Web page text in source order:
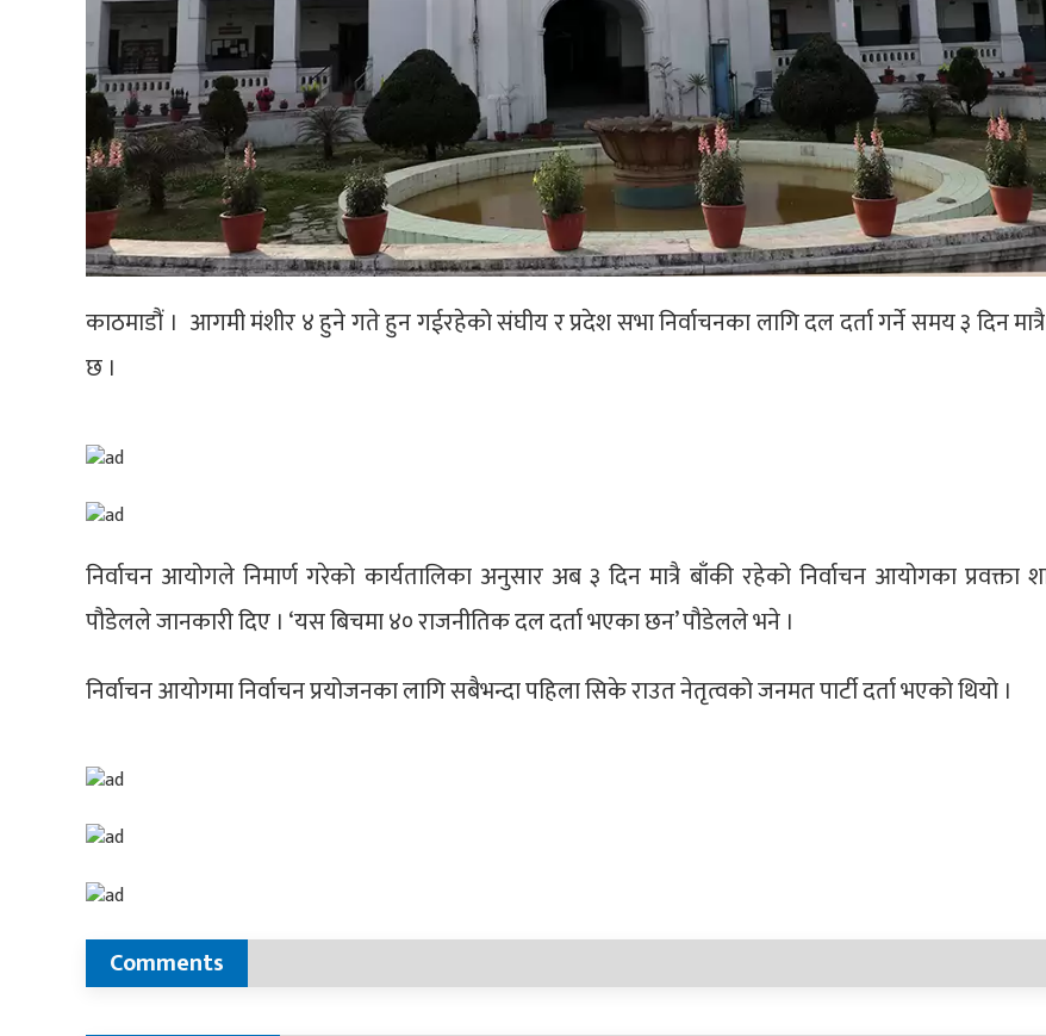
काठमाडौं । आगमी मंशीर ४ हुने गते हुन गईरहेको संघीय र प्रदेश सभा निर्वाचनका लागि दल दर्ता गर्ने समय ३ दिन
छ ।
निर्वाचन आयोगले निमार्ण गरेको कार्यतालिका अनुसार अब ३ दिन मात्रै बाँकी रहेको निर्वाचन आयोगका प्रवक्ता
पौडेलले जानकारी दिए । ‘यस बिचमा ४० राजनीतिक दल दर्ता भएका छन’ पौडेलले भने ।
निर्वाचन आयोगमा निर्वाचन प्रयोजनका लागि सबैभन्दा पहिला सिके राउत नेतृत्वको जनमत पार्टी दर्ता भएको थियो ।
Comments